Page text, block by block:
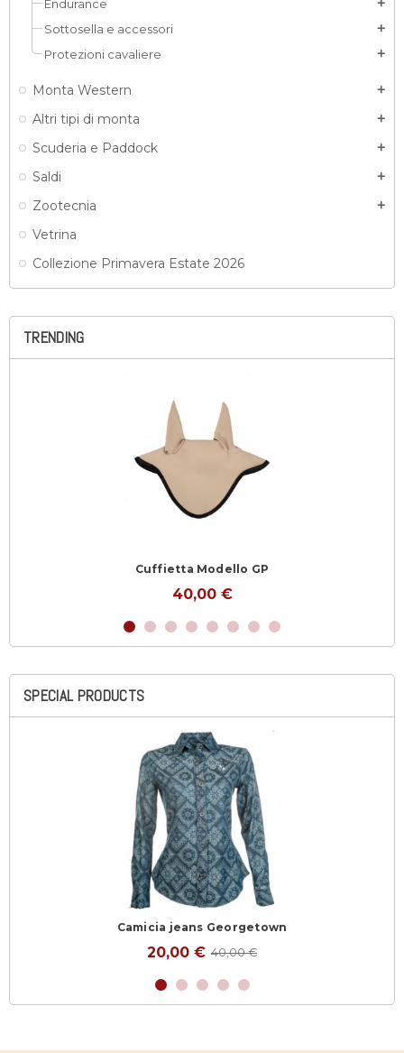
Endurance add
Sottosella e accessori add
Protezioni cavaliere add
Monta Western add
Altri tipi di monta add
Scuderia e Paddock add
Saldi add
Zootecnia add
Vetrina
Collezione Primavera Estate 2026
TRENDING
Cuffietta Modello GP
40,00 €
SPECIAL PRODUCTS
Camicia jeans Georgetown
20,00 € 40,00 €